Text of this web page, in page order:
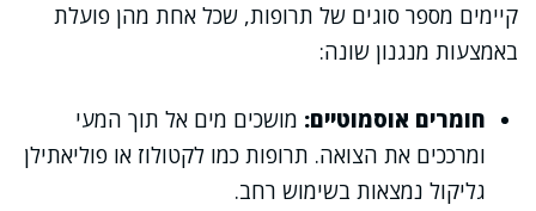
קיימים מספר סוגים של תרופות, שכל אחת מהן פועלת
באמצעות מנגנון שונה:
חומרים אוסמוטיים: מושכים מים אל תוך המעי
ומרככים את הצואה. תרופות כמו לקטולוז או פוליאתילן
גליקול נמצאות בשימוש רחב.